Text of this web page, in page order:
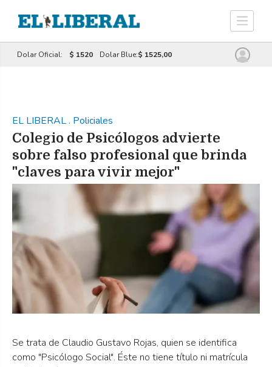
Dolar Oficial: $ 1520 Dolar Blue:$ 1525,00
EL LIBERAL. Policiales
Colegio de Psicólogos advierte
sobre falso profesional que brinda
"claves para vivir mejor"
Se trata de Claudio Gustavo Rojas, quien se identifica
como "Psicólogo Social". Éste no tiene título ni matrícula